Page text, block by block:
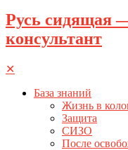
Русь сидящая
консультант
✕
База знаний
Жизнь в
Защита
СИЗО
После